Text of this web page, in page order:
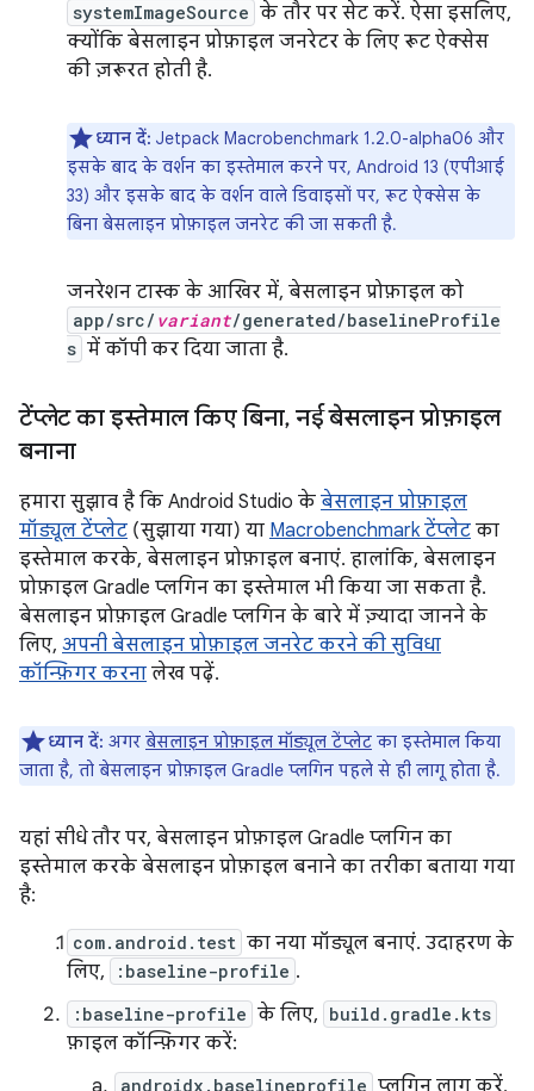
systemImageSource के तौर पर सेट करें. ऐसा इसलिए,
क्योंकि बेसलाइन प्रोफ़ाइल जनरेटर के लिए रूट ऐक्सेस
की ज़रूरत होती है.
ध्यान दें: Jetpack Macrobenchmark 1.2.0-alpha06 और
इसके बाद के वर्शन का इस्तेमाल करने पर, Android 13 (एपीआई
33) और इसके बाद के वर्शन वाले डिवाइसों पर, रूट ऐक्सेस के
बिना बेसलाइन प्रोफ़ाइल जनरेट की जा सकती है.
जनरेशन टास्क के आखिर में, बेसलाइन प्रोफ़ाइल को
app/src/ variant/generated/baselineProfile
s में कॉपी कर दिया जाता है.
टेंप्लेट का इस्तेमाल किए बिना, नई बेसलाइन प्रोफ़ाइल
बनाना
हमारा सुझाव है कि Android Studio के बेसलाइन प्रोफ़ाइल
मॉड्यूल टेंप्लेट (सुझाया गया) या Macrobenchmark टेंप्लेट का
इस्तेमाल करके, बेसलाइन प्रोफ़ाइल बनाएं. हालांकि, बेसलाइन
प्रोफ़ाइल Gradle प्लगिन का इस्तेमाल भी किया जा सकता है.
बेसलाइन प्रोफ़ाइल Gradle प्लगिन के बारे में ज़्यादा जानने के
लिए, अपनी बेसलाइन प्रोफ़ाइल जनरेट करने की सुविधा
कॉन्फ़िगर करना लेख पढ़ें.
ध्यान दें: अगर बेसलाइन प्रोफ़ाइल मॉड्यूल टेंप्लेट का इस्तेमाल किया
जाता है, तो बेसलाइन प्रोफ़ाइल Gradle प्लगिन पहले से ही लागू होता है.
यहां सीधे तौर पर, बेसलाइन प्रोफ़ाइल Gradle प्लगिन का
इस्तेमाल करके बेसलाइन प्रोफ़ाइल बनाने का तरीका बताया गया
है:
com.android.test का नया मॉड्यूल बनाएं. उदाहरण के
लिए,
:baseline-profile .
:baseline-profile के लिए, build.gradle.kts
फ़ाइल कॉन्फ़िगर करें:
androidx.baselineprofile